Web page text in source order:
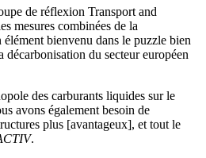
de réflexion Transport and
mesures combinées de la
bienvenu dans le puzzle bien
décarbonisation du secteur européen
des carburants liquides sur le
avons également besoin de
plus [avantageux], et tout le
.